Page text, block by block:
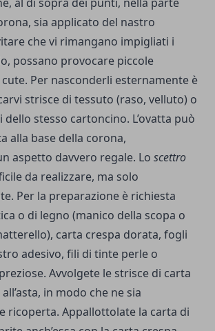
sia applicato del nastro
che vi rimangano impigliati i
possano provocare piccole
Per nasconderli esternamente è
strisce di tessuto (raso, velluto) o
stesso cartoncino. L’ovatta può
alla base della corona,
aspetto davvero regale. Lo scettro
da realizzare, ma solo
Per la preparazione è richiesta
o di legno (manico della scopa o
carta crespa dorata, fogli
adesivo, fili di tinte perle o
Avvolgete le strisce di carta
in modo che ne sia
ricoperta. Appallottolate la carta di